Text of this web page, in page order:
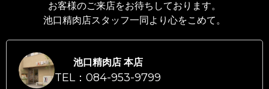
お客様のご来店をお待ちしております。
池口精肉店スタッフ一同より心をこめて。
池口精肉店 本店
TEL：084-953-9799